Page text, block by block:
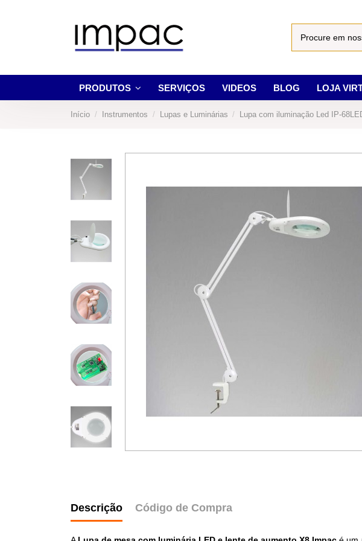
PRODUTOS SERVIÇOS VIDEOS BLOG LOJA
Início Instrumentos Lupas e Luminárias Lupa com iluminação Led IP-
Descrição Código de Compra